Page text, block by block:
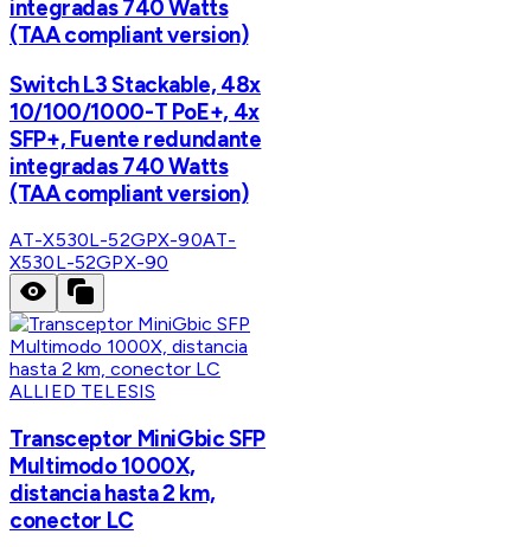
integradas 740 Watts
(TAA compliant version)
Switch L3 Stackable, 48x
10/100/1000-T PoE+, 4x
SFP+, Fuente redundante
integradas 740 Watts
(TAA compliant version)
AT-X530L-52GPX-90AT-
X530L-52GPX-90
ALLIED TELESIS
Transceptor MiniGbic SFP
Multimodo 1000X,
distancia hasta 2 km,
conector LC